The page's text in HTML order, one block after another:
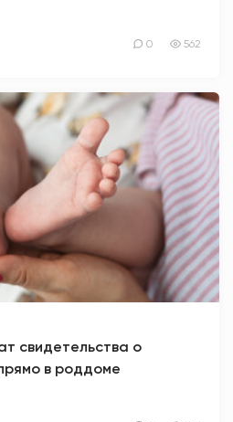
82,17 94,84
/ Регистрация
0 562
свидетельства о
в роддоме